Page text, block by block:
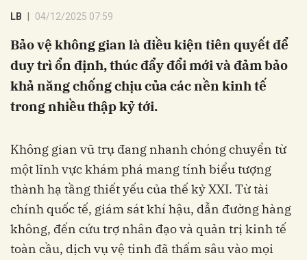
LB 04/12/2025 07:59
Bảo vệ không gian là điều kiện tiên quyết để
duy trì ổn định, thúc đẩy đổi mới và đảm bảo
khả năng chống chịu của các nền kinh tế
trong nhiều thập kỷ tới.
Không gian vũ trụ đang nhanh chóng chuyển từ
một lĩnh vực khám phá mang tính biểu tượng
thành hạ tầng thiết yếu của thế kỷ XXI. Từ tài
chính quốc tế, giám sát khí hậu, dẫn đường hàng
không, đến cứu trợ nhân đạo và quản trị kinh tế
toàn cầu, dịch vụ vệ tinh đã thấm sâu vào mọi
Hủy Gửi